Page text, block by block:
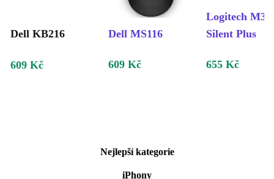
Dell KB216 Dell MS116
Logitech
Silent Plus
609 Kč 609 Kč 655 Kč
Nejlepší kategorie
iPhony